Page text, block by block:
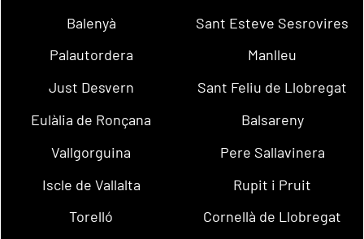
Balenyà
Sant Esteve Sesrovires
Palautordera
Manlleu
Just Desvern
Sant Feliu de Llobregat
Eulàlia de Ronçana
Balsareny
Vallgorguina
Pere Sallavinera
Iscle de Vallalta
Rupit i Pruit
Torelló
Cornellà de Llobregat